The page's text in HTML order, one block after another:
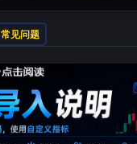
常见问题